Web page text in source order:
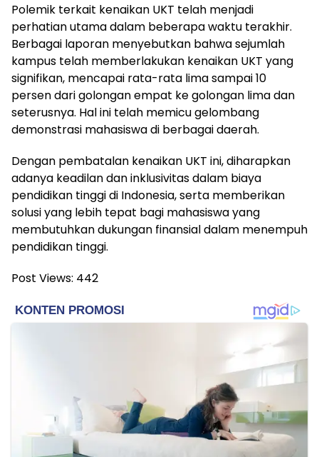
Polemik terkait kenaikan UKT telah menjadi
perhatian utama dalam beberapa waktu terakhir.
Berbagai laporan menyebutkan bahwa sejumlah
kampus telah memberlakukan kenaikan UKT yang
signifikan, mencapai rata-rata lima sampai 10
persen dari golongan empat ke golongan lima dan
seterusnya. Hal ini telah memicu gelombang
demonstrasi mahasiswa di berbagai daerah.
Dengan pembatalan kenaikan UKT ini, diharapkan
adanya keadilan dan inklusivitas dalam biaya
pendidikan tinggi di Indonesia, serta memberikan
solusi yang lebih tepat bagi mahasiswa yang
membutuhkan dukungan finansial dalam menempuh
pendidikan tinggi.
Post Views: 442